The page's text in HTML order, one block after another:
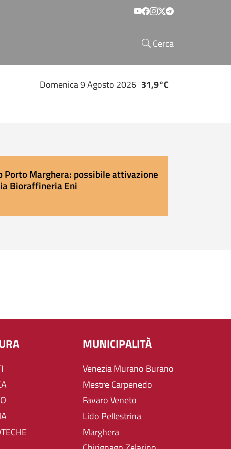
Social menu
Cerca
Domenica 9 Agosto 2026 31,9°C
Porto Marghera: possibile attivazione
Bioraffineria Eni
MUNICIPALITÀ
Venezia Murano Burano
Mestre Carpenedo
Favaro Veneto
Lido Pellestrina
Marghera